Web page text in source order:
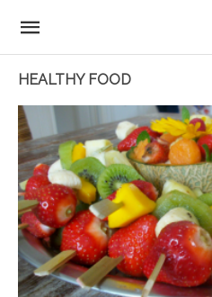
HEALTHY FOOD